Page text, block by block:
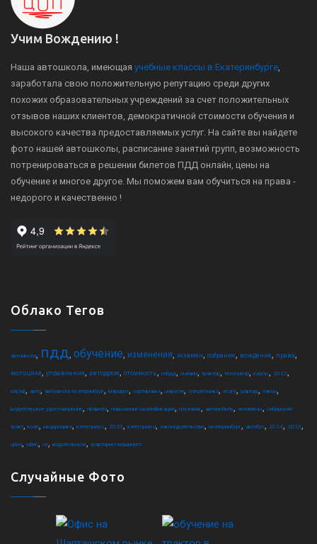
Учим Вождению !
Наша автошкола, имеющая учебные классы в Екатеринбурге
заработала свою положительную репутацию среди других
похожих образовательных учреждений за счет положительных
отзывов наших клиентов, демократичной стоимости обучения и
высокого качества предоставляемых услуг. На сайте вы найдете
фото нашей автошколы, расписание занятий групп, возможность
потренироваться в решении билетов ПДД онлайн, цены на
обучение и многое другое. Мы поможем вам обучиться на права -
недорого и качественно !
Облако Тегов
автошкола пдд обучение изменения экзамен собрание вождение права
мотоцикл упражнения автодром стоимость гибдд онлайн трактор техосмотр курсы 2022
штраф авто автошкола екатеринбург маршрут сортировка новости спецтехника осаго шарташ закон
водительское удостоверение правила повышение квалификации грузовик автомобиль экзамены сибирский
тракт коап квадроцикл категория c 2025 категория d законодательство екатеринбург автобус 2024 2023
цена офис ce водительское тракторист-машинист
Случайные Фото